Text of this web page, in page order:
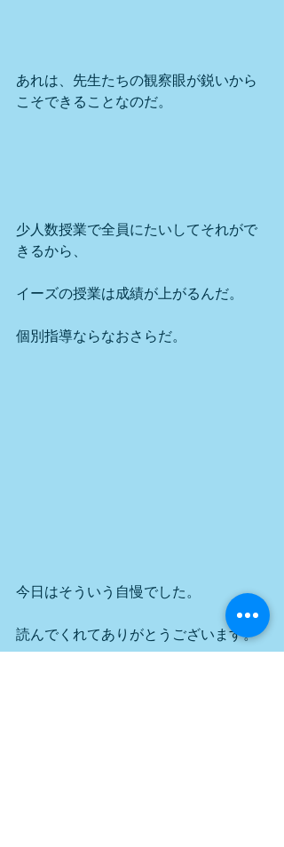
あれは、先生たちの観察眼が鋭いから
こそできることなのだ。
少人数授業で全員にたいしてそれがで
きるから、
イーズの授業は成績が上がるんだ。
個別指導ならなおさらだ。
今日はそういう自慢でした。
読んでくれてありがとうございます。